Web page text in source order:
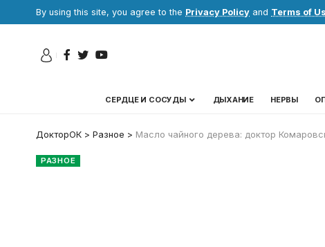
By using this site, you agree to the Privacy Policy and Terms of
СЕРДЦЕ И СОСУДЫ ДЫХАНИЕ НЕРВЫ
ДокторОК > Разное > Масло чайного дерева: доктор
РАЗНОЕ